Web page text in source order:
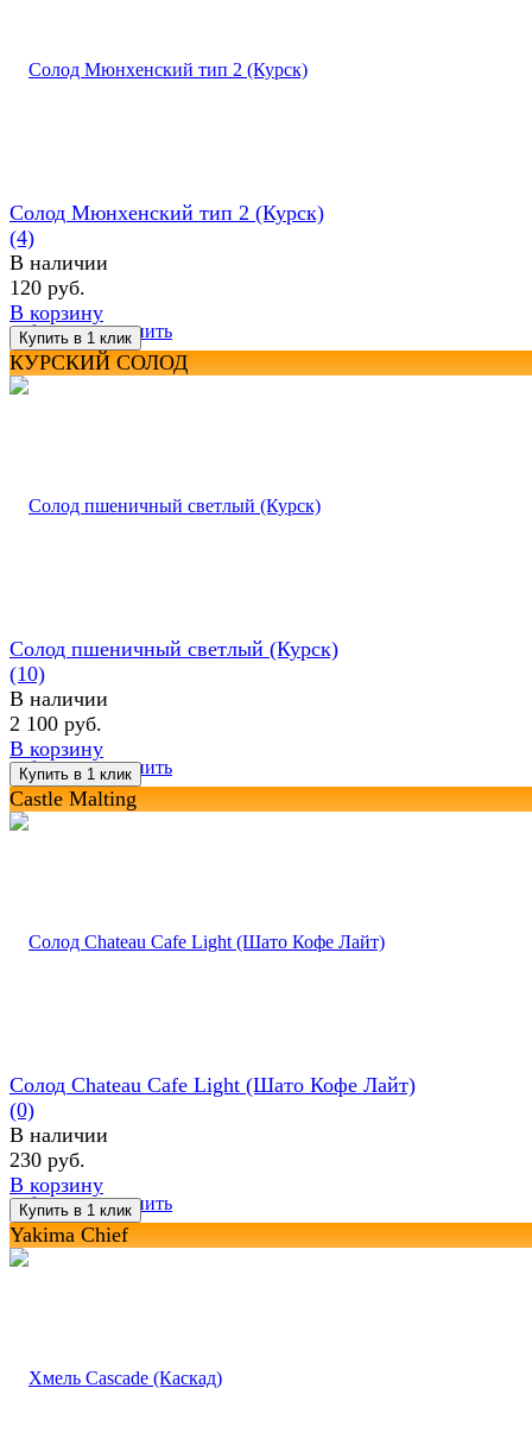
избранное сравнить
Солод Мюнхенский тип 2 (Курск)
(4)
В наличии
120 руб.
В корзину
КУРСКИЙ СОЛОД
избранное сравнить
Солод пшеничный светлый (Курск)
(10)
В наличии
2 100 руб.
В корзину
Castle Malting
избранное сравнить
Солод Chateau Cafe Light (Шато Кофе Лайт)
(0)
В наличии
230 руб.
В корзину
Yakima Chief